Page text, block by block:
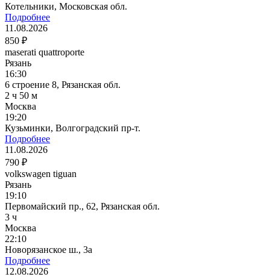
Котельники, Московская обл.
Подробнее
11.08.2026
850 ₽
maserati quattroporte
Рязань
16:30
6 строение 8, Рязанская обл.
2 ч 50 м
Москва
19:20
Кузьминки, Волгоградский пр-т.
Подробнее
11.08.2026
790 ₽
volkswagen tiguan
Рязань
19:10
Первомайский пр., 62, Рязанская обл.
3 ч
Москва
22:10
Новорязанское ш., 3а
Подробнее
12.08.2026